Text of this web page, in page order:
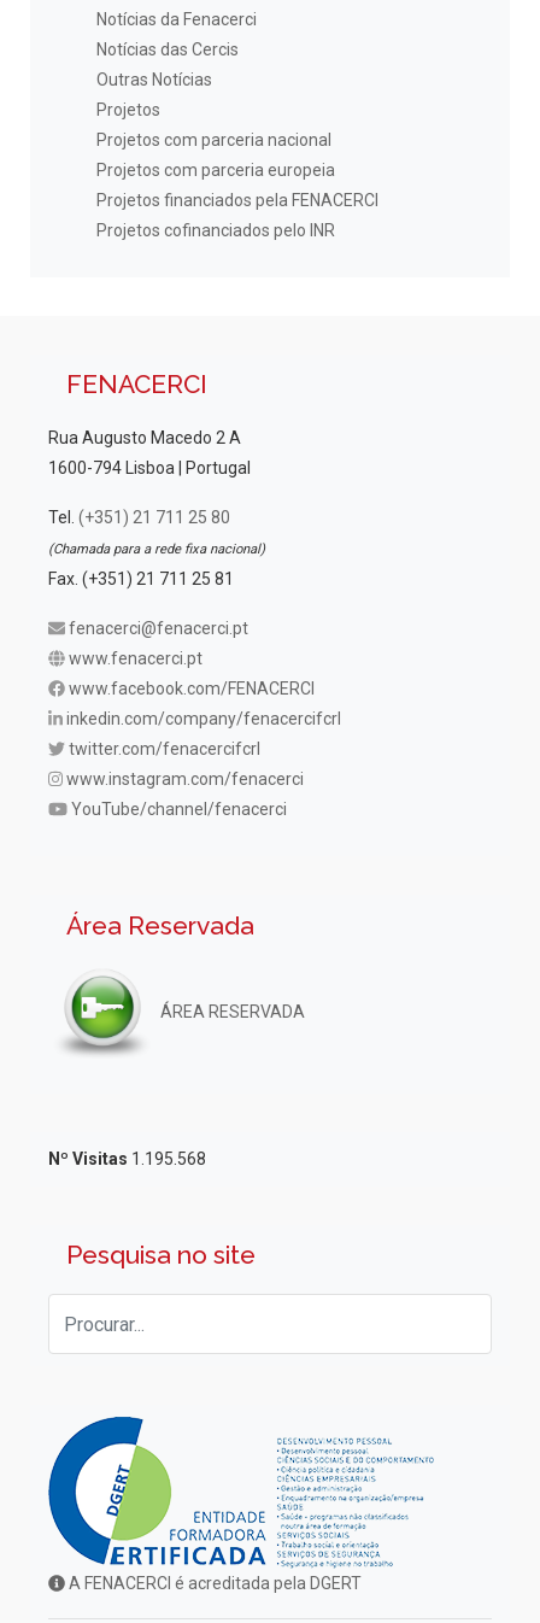
Notícias da Fenacerci
Notícias das Cercis
Outras Notícias
Projetos
Projetos com parceria nacional
Projetos com parceria europeia
Projetos financiados pela FENACERCI
Projetos cofinanciados pelo INR
FENACERCI
Rua Augusto Macedo 2 A
1600-794 Lisboa | Portugal
Tel. (+351) 21 711 25 80
(Chamada para a rede fixa nacional)
Fax. (+351) 21 711 25 81
fenacerci@fenacerci.pt
www.fenacerci.pt
www.facebook.com/FENACERCI
inkedin.com/company/fenacercifcrl
twitter.com/fenacercifcrl
www.instagram.com/fenacerci
YouTube/channel/fenacerci
Área Reservada
ÁREA RESERVADA
Nº Visitas 1.195.568
Pesquisa no site
A FENACERCI é acreditada pela DGERT